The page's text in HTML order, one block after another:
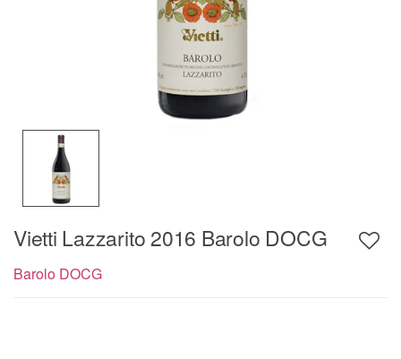
Vietti Lazzarito 2016 Barolo DOCG
Barolo DOCG